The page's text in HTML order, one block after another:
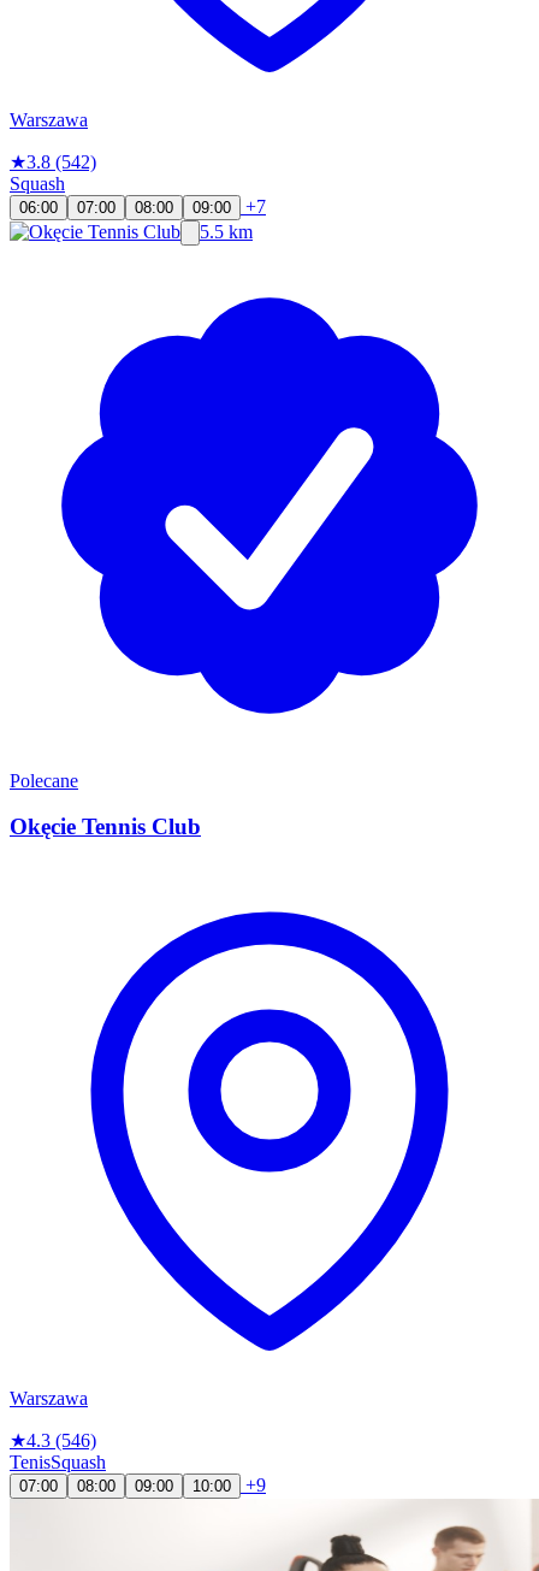
Warszawa
★3.8 (542)
Squash
06:00 07:00 08:00 09:00
+7
5.5 km
Polecane
Okęcie Tennis Club
Warszawa
★4.3 (546)
TenisSquash
07:00 08:00 09:00 10:00 +9